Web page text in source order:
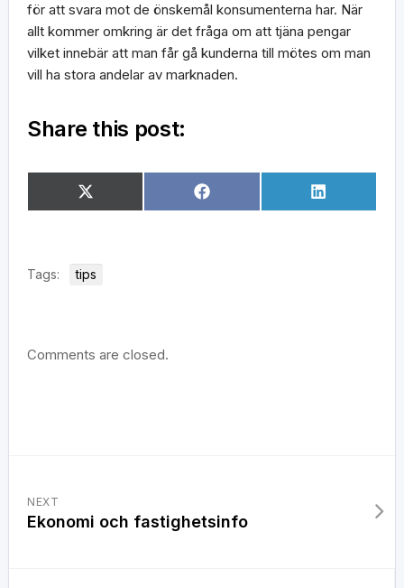
för att svara mot de önskemål konsumenterna har. När
allt kommer omkring är det fråga om att tjäna pengar
vilket innebär att man får gå kunderna till mötes om man
vill ha stora andelar av marknaden.
Share this post:
Dela
på
X
(Twitter)
Dela
på
Facebook Dela
på
LinkedIn
Tags: tips
Comments are closed.
NEXT
Ekonomi och fastighetsinfo